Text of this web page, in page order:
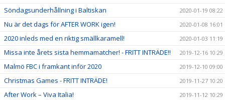
Söndagsunderhållning i Baltiskan
2020-01-19 08:22
Nu är det dags för AFTER WORK igen! 2020-01-08 16:01
2020 inleds med en riktig smällkaramell! 2020-01-03 11:19
Missa inte årets sista hemmamatcher! - FRITT INTRÄDE!! 2019-12-16 10:29
Malmö FBC i framkant inför 2020 2019-12-10 09:00
Christmas Games - FRITT INTRÄDE! 2019-11-27 10:20
After Work – Viva Italia! 2019-11-12 10:29